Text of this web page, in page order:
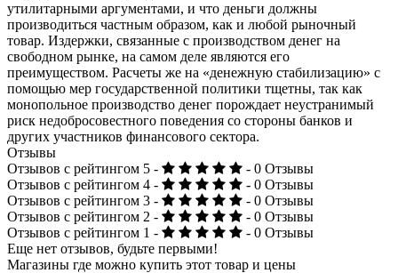
утилитарными аргументами, и что деньги должны
производиться частным образом, как и любой рыночный
товар. Издержки, связанные с производством денег на
свободном рынке, на самом деле являются его
преимуществом. Расчеты же на «денежную стабилизацию» с
помощью мер государственной политики тщетны, так как
монопольное производство денег порождает неустранимый
риск недобросовестного поведения со стороны банков и
других участников финансового сектора.
Отзывы
Отзывов с рейтингом 5 -
- 0 Отзывы
Отзывов с рейтингом 4 -
- 0 Отзывы
Отзывов с рейтингом 3 -
- 0 Отзывы
Отзывов с рейтингом 2 -
- 0 Отзывы
Отзывов с рейтингом 1 -
- 0 Отзывы
Еще нет отзывов, будьте первыми!
Магазины где можно купить этот товар и цены